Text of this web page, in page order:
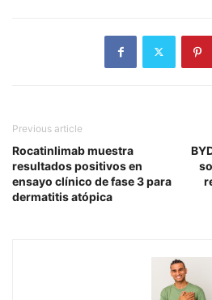
Previous article
Rocatinlimab muestra
resultados positivos en
ensayo clínico de fase 3 para
dermatitis atópica